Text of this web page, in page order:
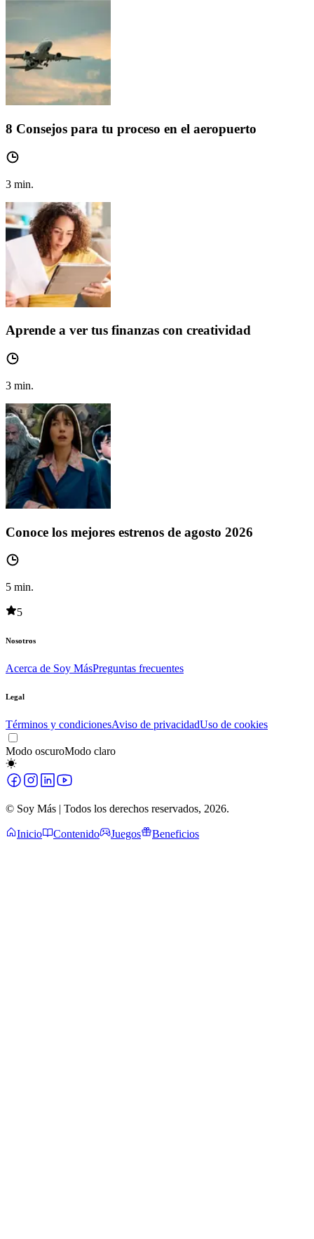
8 Consejos para tu proceso en el aeropuerto
3 min.
Aprende a ver tus finanzas con creatividad
3 min.
Conoce los mejores estrenos de agosto 2026
5 min.
5
Nosotros
Acerca de Soy MásPreguntas frecuentes
Legal
Términos y condicionesAviso de privacidadUso de cookies
Modo oscuroModo claro
© Soy Más | Todos los derechos reservados, 2026.
Inicio Contenido Juegos Beneficios